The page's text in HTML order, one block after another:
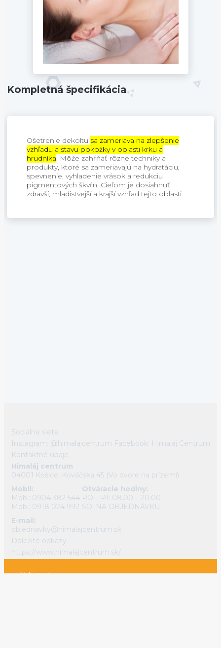
Kompletná špecifikácia
Ošetrenie dekoltu sa zameriava na zlepšenie
vzhľadu a stavu pokožky v oblasti krku a
hrudníka. Môže zahŕňať rôzne techniky a
produkty, ktoré sa zameriavajú na hydratáciu,
spevnenie, vyhladenie vrások a redukciu
pigmentových škvŕn. Cieľom je dosiahnuť
zdravší, mladistvejší a krajší vzhľad tejto oblasti.
Sociálne siete
Instagram: @himalajcentrum Facebook: Himaláj Centrum
Kontaktné údaje
Himaláj centrum
04001 Košice, Kováčska 45 (Vo dvore na prízemí)
Mobil:
Mob.: 0904 382 544
Mob.: 0918 024 992
Otváracie hodiny:
PO – PI: 08.00 – 20.00
SO: NA OBJEDNÁVKU
E-mail:
objednavky@himalajcentrum.sk
Dôležité odkazy
https://www.himalajcentrum.sk/
Vytvorené